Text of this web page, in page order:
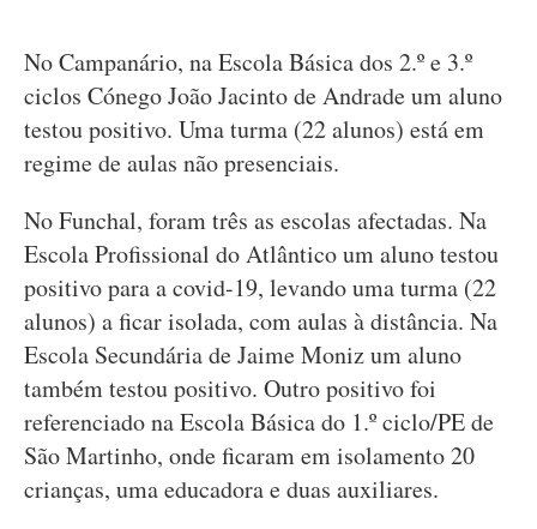
No Campanário, na Escola Básica dos 2.º e 3.º
ciclos Cónego João Jacinto de Andrade um aluno
testou positivo. Uma turma (22 alunos) está em
regime de aulas não presenciais.
No Funchal, foram três as escolas afectadas. Na
Escola Profissional do Atlântico um aluno testou
positivo para a covid-19, levando uma turma (22
alunos) a ficar isolada, com aulas à distância. Na
Escola Secundária de Jaime Moniz um aluno
também testou positivo. Outro positivo foi
referenciado na Escola Básica do 1.º ciclo/PE de
São Martinho, onde ficaram em isolamento 20
crianças, uma educadora e duas auxiliares.